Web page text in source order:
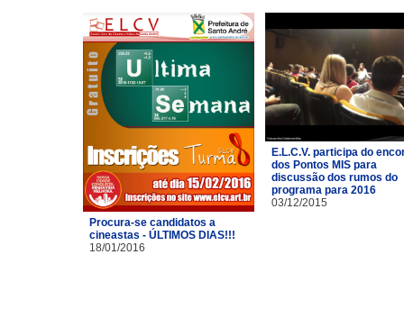
Procura-se candidatos a
cineastas - ÚLTIMOS DIAS!!!
18/01/2016
E.L.C.V. participa do
dos Pontos MIS para
discussão dos rumos do
programa para 2016
03/12/2015